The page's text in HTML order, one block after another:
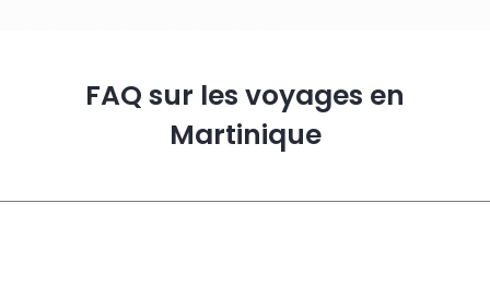
FAQ sur les voyages en
Martinique